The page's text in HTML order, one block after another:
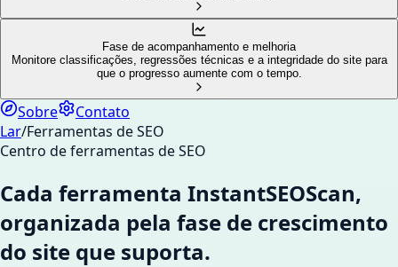
Fase de acompanhamento e melhoria
Monitore classificações, regressões técnicas e a integridade do site para
que o progresso aumente com o tempo.
Sobre
Contato
Lar/Ferramentas de SEO
Centro de ferramentas de SEO
Cada ferramenta InstantSEOScan,
organizada pela fase de crescimento
do site que suporta.